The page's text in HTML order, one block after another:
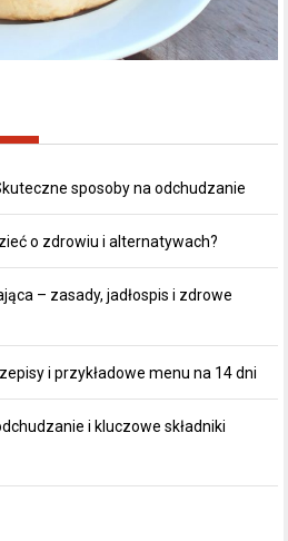
sposoby na odchudzanie
o zdrowiu i alternatywach?
– zasady, jadłospis i zdrowe
i przykładowe menu na 14 dni
i kluczowe składniki